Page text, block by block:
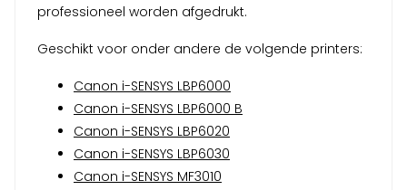
professioneel worden afgedrukt.
Geschikt voor onder andere de volgende printers:
Canon i-SENSYS LBP6000
Canon i-SENSYS LBP6000 B
Canon i-SENSYS LBP6020
Canon i-SENSYS LBP6030
Canon i-SENSYS MF3010